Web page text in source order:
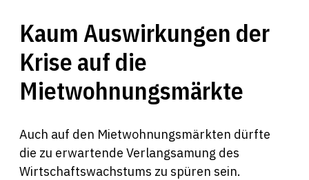
Kaum Auswirkungen der
Krise auf die
Mietwohnungsmärkte
Auch auf den Mietwohnungsmärkten dürfte
die zu erwartende Verlangsamung des
Wirtschaftswachstums zu spüren sein.